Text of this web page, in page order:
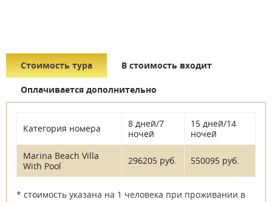
Стоимость тура В стоимость входит
Оплачивается дополнительно
Категория номера
8 дней/7
ночей
15 дней/14
ночей
Marina Beach Villa
With Pool
296205 руб. 550095 руб.
* стоимость указана на 1 человека при проживании в